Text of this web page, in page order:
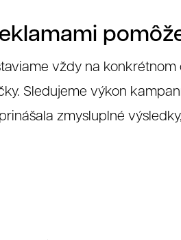
vždy na
Sledujeme výkon
zmysluplné